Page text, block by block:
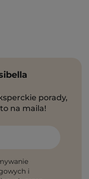
porady,
na maila!
i